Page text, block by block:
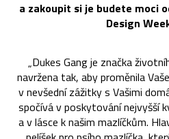
a zakoupit si je budete moci
Design
„Dukes Gang je značka
navržena tak, aby proměnila
v nevšední zážitky s Vašimi
spočívá v poskytování nejvyšší
a v lásce k našim mazlíčkům.